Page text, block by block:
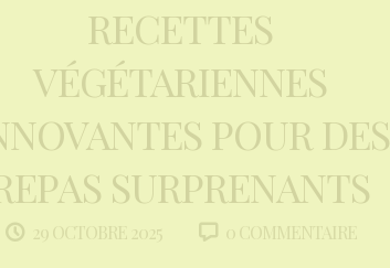
RECETTES
VÉGÉTARIENNES
POUR DES
SURPRENANTS
29 OCTOBRE 2025 0 COMMENTAIRE